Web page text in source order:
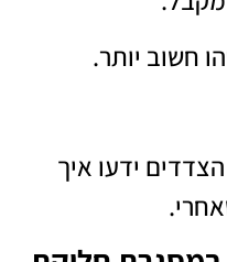
חשוב יותר.
ידעו איך